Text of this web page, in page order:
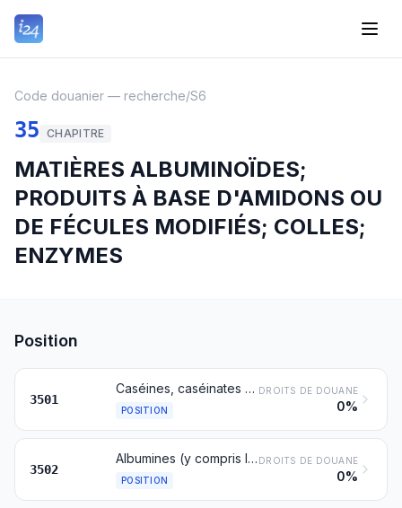
Code douanier — recherche/S6
35 CHAPITRE
MATIÈRES ALBUMINOÏDES;
PRODUITS À BASE D'AMIDONS OU
DE FÉCULES MODIFIÉS; COLLES;
ENZYMES
Position
3501
Caséines, caséinates et autres dérivés des caséines; colles de caséine
POSITION
DROITS DE DOUANE
0%
3502
Albumines (y compris les concentrats de plusieurs protéines de lactosérum contenant, en poids calculé sur matière sèche, plus de 80 % de protéines de lactosérum), albuminates et autres dérivés des albumines
POSITION
DROITS DE DOUANE
0%